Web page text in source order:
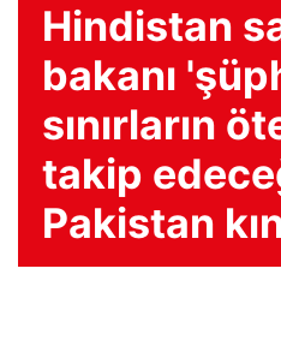
Hindistan
bakanı
sınırların
takip
Pakistan